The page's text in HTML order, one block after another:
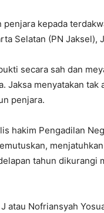
kepada
Selatan (PN Jaksel),
secara sah dan
Jaksa menyatakan tak
penjara.
hakim Pengadilan
tahun dikurangi
atau Nofriansyah